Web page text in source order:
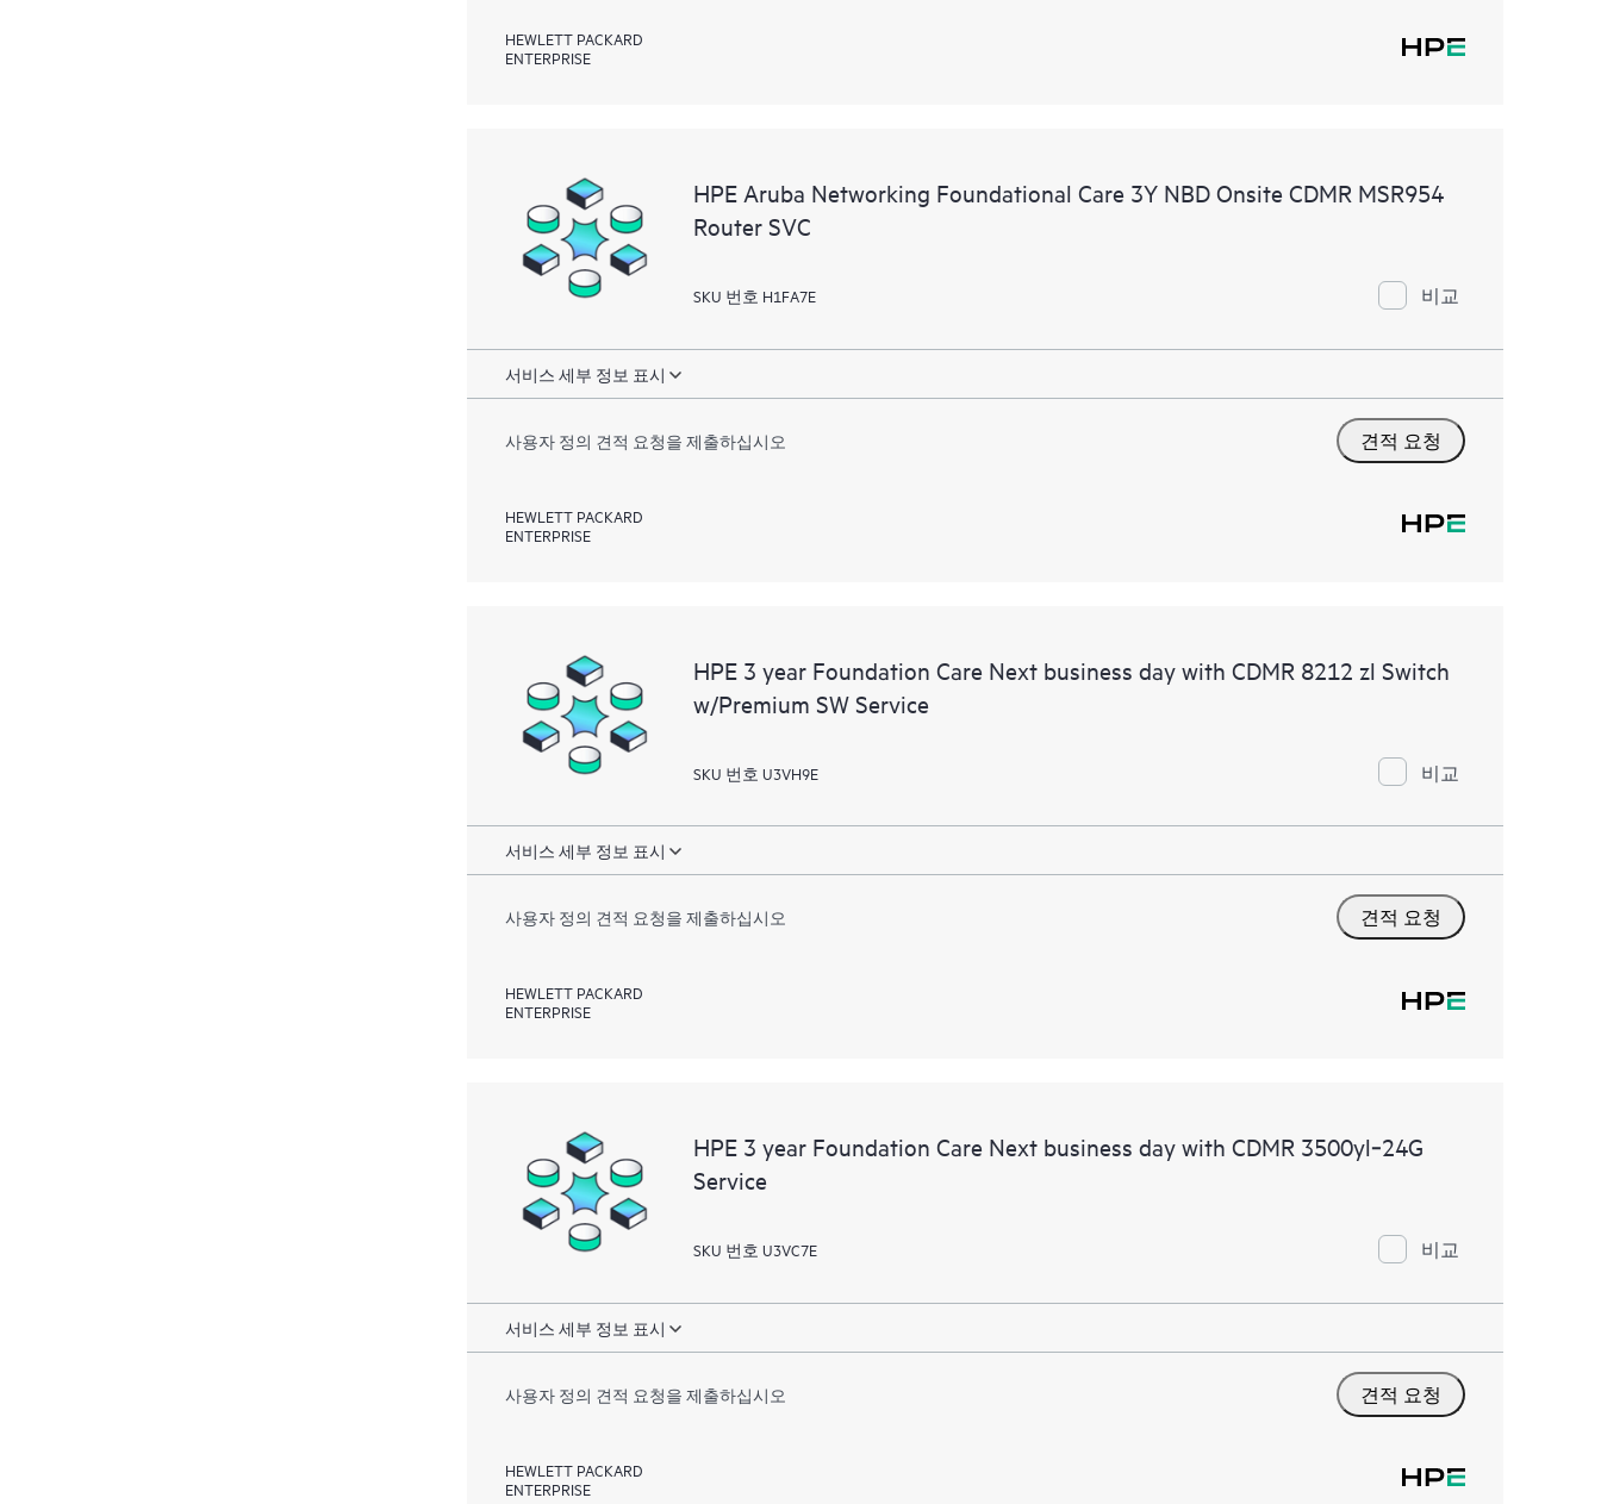
HEWLETT PACKARD
ENTERPRISE
HPE Aruba Networking Foundational Care 3Y NBD Onsite CDMR MSR954
Router SVC
SKU 번호 H1FA7E 비교
서비스 세부 정보 표시
사용자 정의 견적 요청을 제출하십시오 견적 요청
HEWLETT PACKARD
ENTERPRISE
HPE 3 year Foundation Care Next business day with CDMR 8212 zl Switch
w/Premium SW Service
SKU 번호 U3VH9E 비교
서비스 세부 정보 표시
사용자 정의 견적 요청을 제출하십시오 견적 요청
HEWLETT PACKARD
ENTERPRISE
HPE 3 year Foundation Care Next business day with CDMR 3500yl‑24G
Service
SKU 번호 U3VC7E 비교
서비스 세부 정보 표시
사용자 정의 견적 요청을 제출하십시오 견적 요청
HEWLETT PACKARD
ENTERPRISE